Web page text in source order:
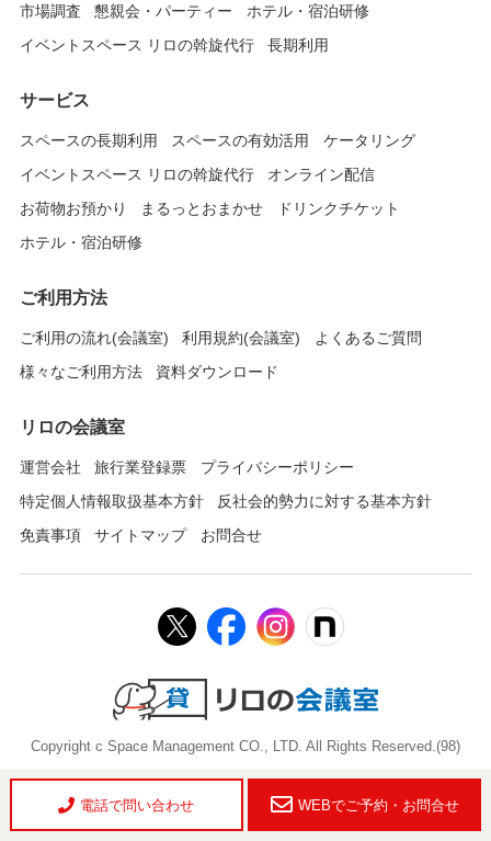
市場調査
懇親会・パーティー
ホテル・宿泊研修
イベントスペース リロの斡旋代行
長期利用
サービス
スペースの長期利用 スペースの有効活用
ケータリング
イベントスペース リロの斡旋代行
オンライン配信
お荷物お預かり
まるっとおまかせ
ドリンクチケット
ホテル・宿泊研修
ご利用方法
ご利用の流れ(会議室) 利用規約(会議室)
よくあるご質問
様々なご利用方法
資料ダウンロード
リロの会議室
運営会社 旅行業登録票
プライバシーポリシー
特定個人情報取扱基本方針
反社会的勢力に対する基本方針
免責事項
サイトマップ お問合せ
Copyright c Space Management CO., LTD. All Rights Reserved.(98)
電話で問い合わせ WEBでご予約・お問合せ